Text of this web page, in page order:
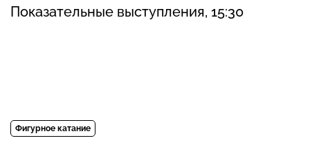
Показательные выступления, 15:30
Фигурное катание